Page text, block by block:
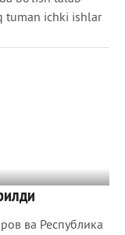
tuman ichki ishlar
ва Республика